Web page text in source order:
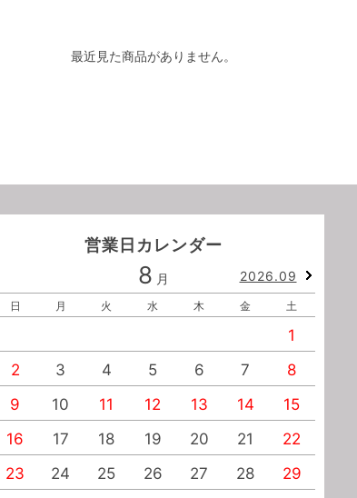
最近見た商品がありません。
営業日カレンダー
8 月 2026.09
日 月 火 水 木 金 土
1
2
3 4 5 6 7
8
9
10 11 12 13 14
15
16
17 18 19 20 21
22
23
24 25 26 27 28
29